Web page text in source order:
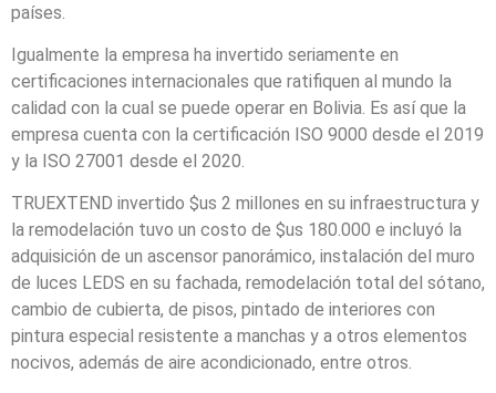
países.
Igualmente la empresa ha invertido seriamente en
certificaciones internacionales que ratifiquen al mundo la
calidad con la cual se puede operar en Bolivia. Es así que la
empresa cuenta con la certificación ISO 9000 desde el 2019
y la ISO 27001 desde el 2020.
TRUEXTEND invertido $us 2 millones en su infraestructura y
la remodelación tuvo un costo de $us 180.000 e incluyó la
adquisición de un ascensor panorámico, instalación del muro
de luces LEDS en su fachada, remodelación total del sótano,
cambio de cubierta, de pisos, pintado de interiores con
pintura especial resistente a manchas y a otros elementos
nocivos, además de aire acondicionado, entre otros.